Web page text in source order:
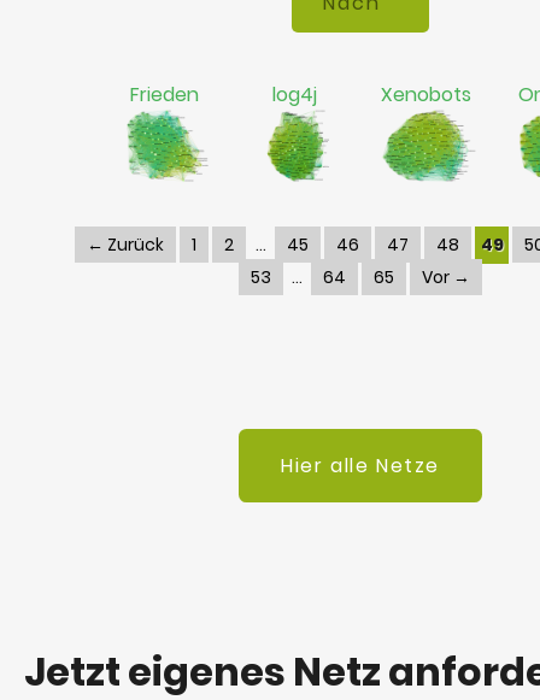
Frieden log4j Xenobots
← Zurück 1 2 45 46 47 48 49
53
64 65 Vor →
Hier alle Netze
Jetzt eigenes Netz